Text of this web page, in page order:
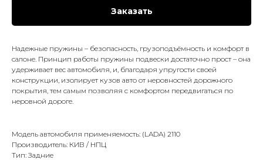
Заказать
Надежные пружины – безопасность, грузоподъёмность и комфорт в
салоне. Принцип работы пружины подвески достаточно прост – она
удерживает вес автомобиля, и, благодаря упругости своей
конструкции, изолирует кузов авто от неровностей дорожного
покрытия, тем самым позволяя с комфортом передвигаться по
неровной дороге.
Модель автомобиля применяемость: (LADA) 2110
Производитель: КИВ / НПЦ
Тип: Задние